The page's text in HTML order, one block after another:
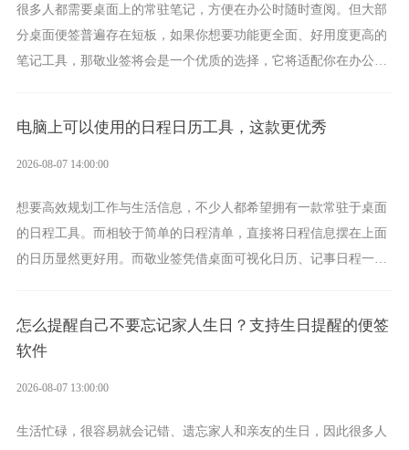
很多人都需要桌面上的常驻笔记，方便在办公时随时查阅。但大部
分桌面便签普遍存在短板，如果你想要功能更全面、好用度更高的
笔记工具，那敬业签将会是一个优质的选择，它将适配你在办公、
电脑上可以使用的日程日历工具，这款更优秀
2026-08-07 14:00:00
想要高效规划工作与生活信息，不少人都希望拥有一款常驻于桌面
的日程工具。而相较于简单的日程清单，直接将日程信息摆在上面
的日历显然更好用。而敬业签凭借桌面可视化日历、记事日程一体
怎么提醒自己不要忘记家人生日？支持生日提醒的便签
软件
2026-08-07 13:00:00
生活忙碌，很容易就会记错、遗忘家人和亲友的生日，因此很多人